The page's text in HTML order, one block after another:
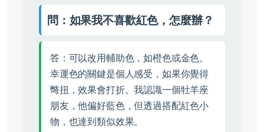
問：如果我不喜歡紅色，怎麼辦？
答：可以改用輔助色，如橙色或金色。
幸運色的關鍵是個人感受，如果你覺得
彆扭，效果會打折。我認識一個牡羊座
朋友，他偏好藍色，但透過搭配紅色小
物，也達到類似效果。